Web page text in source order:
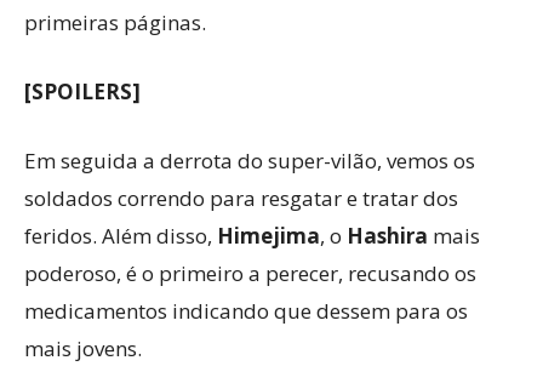
primeiras páginas.
[SPOILERS]
Em seguida a derrota do super-vilão, vemos os
soldados correndo para resgatar e tratar dos
feridos. Além disso, Himejima, o Hashira mais
poderoso, é o primeiro a perecer, recusando os
medicamentos indicando que dessem para os
mais jovens.